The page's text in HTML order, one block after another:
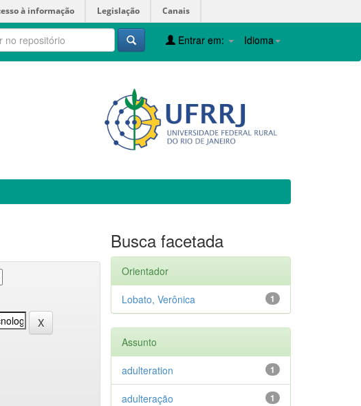
à informação Legislação Canais
Idioma
Entrar em:
Busca facetada
Orientador
1
Lobato, Verônica
Assunto
1
adulteration
1
adulteração